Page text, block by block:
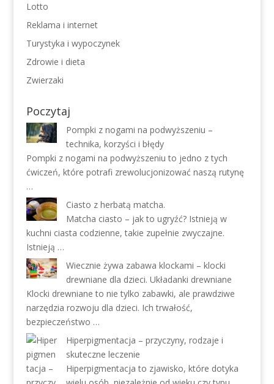
Lotto
Reklama i internet
Turystyka i wypoczynek
Zdrowie i dieta
Zwierzaki
Poczytaj
Pompki z nogami na podwyższeniu –
technika, korzyści i błędy
Pompki z nogami na podwyższeniu to jedno z tych
ćwiczeń, które potrafi zrewolucjonizować naszą rutynę
…
Ciasto z herbatą matcha.
Matcha ciasto – jak to ugryźć? Istnieją w
kuchni ciasta codzienne, takie zupełnie zwyczajne.
Istnieją …
Wiecznie żywa zabawa klockami – klocki
drewniane dla dzieci. Układanki drewniane
Klocki drewniane to nie tylko zabawki, ale prawdziwe
narzędzia rozwoju dla dzieci. Ich trwałość,
bezpieczeństwo …
Hiperpigmentacja – przyczyny, rodzaje i
skuteczne leczenie
Hiperpigmentacja to zjawisko, które dotyka